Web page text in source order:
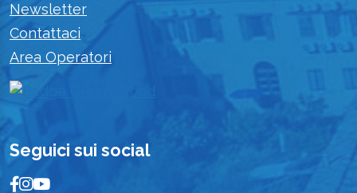
Newsletter
Contattaci
Area Operatori
Seguici sui social